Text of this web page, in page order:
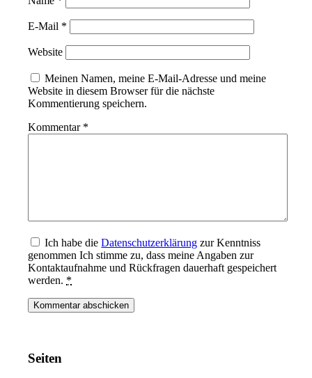
E-Mail *
Website
Meinen Namen, meine E-Mail-Adresse und meine
Website in diesem Browser für die nächste
Kommentierung speichern.
Kommentar *
Ich habe dieDatenschutzerklärung zur Kenntniss
genommen Ich stimme zu, dass meine Angaben zur
Kontaktaufnahme und Rückfragen dauerhaft gespeichert
werden. *
Seiten